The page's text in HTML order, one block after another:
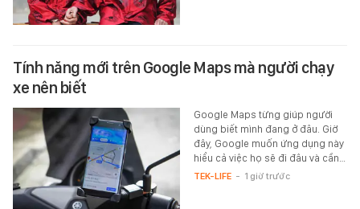
Tính năng mới trên Google Maps mà người chạy
xe nên biết
Google Maps từng giúp người
dùng biết mình đang ở đâu. Giờ
đây, Google muốn ứng dụng này
hiểu cả việc họ sẽ đi đâu và cần…
TEK-LIFE - 1 giờ trước